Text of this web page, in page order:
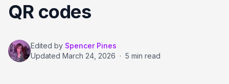
QR codes
Edited by Spencer Pines
Updated March 24, 2026 · 5 min read